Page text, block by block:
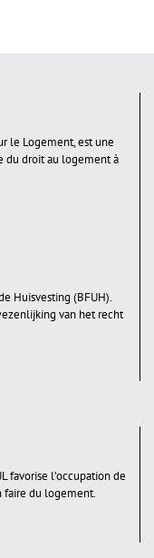
le Logement, est une
du droit au logement à
Huisvesting (BFUH).
van het recht
favorise l’occupation de
faire du logement.